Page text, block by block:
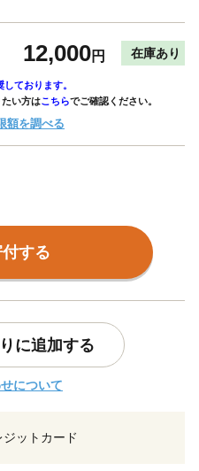
12,000円 在庫あり
しております。
い方はこちらでご確認ください。
額を調べる
する
に追加する
について
ジットカード